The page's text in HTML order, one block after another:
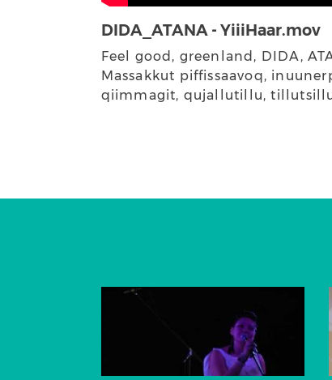
DIDA_ATANA - YiiiHaar.mov
Feel good, greenland, DIDA,
Massakkut piffissaavoq,
qiimmagit, qujallutillu,